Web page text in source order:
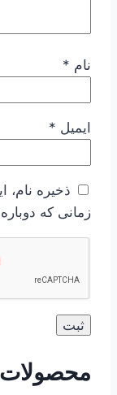
نام *
ایمیل *
ذخیره نام،
زمانی که